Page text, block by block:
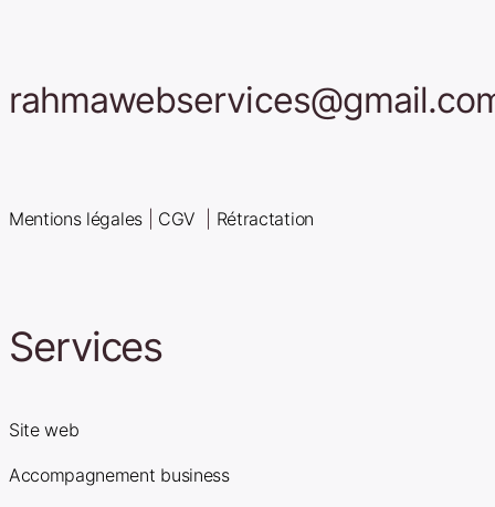
Mentions légales| CGV Rétractation
Services
Site web
Accompagnement business